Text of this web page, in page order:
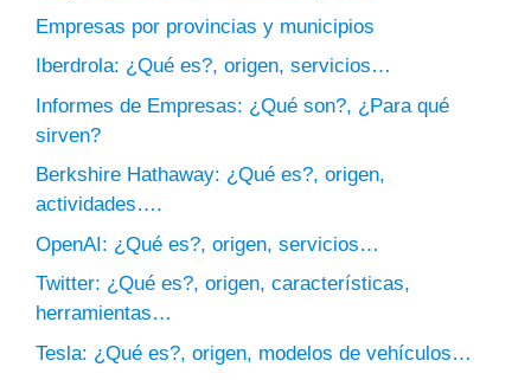
Empresas por provincias y municipios
Iberdrola: ¿Qué es?, origen, servicios…
Informes de Empresas: ¿Qué son?, ¿Para qué
sirven?
Berkshire Hathaway: ¿Qué es?, origen,
actividades….
OpenAI: ¿Qué es?, origen, servicios…
Twitter: ¿Qué es?, origen, características,
herramientas…
Tesla: ¿Qué es?, origen, modelos de vehículos…